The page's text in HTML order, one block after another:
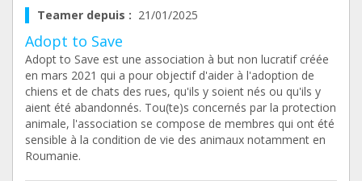
Teamer depuis : 21/01/2025
Adopt to Save
Adopt to Save est une association à but non lucratif créée
en mars 2021 qui a pour objectif d'aider à l'adoption de
chiens et de chats des rues, qu'ils y soient nés ou qu'ils y
aient été abandonnés. Tou(te)s concernés par la protection
animale, l'association se compose de membres qui ont été
sensible à la condition de vie des animaux notamment en
Roumanie.